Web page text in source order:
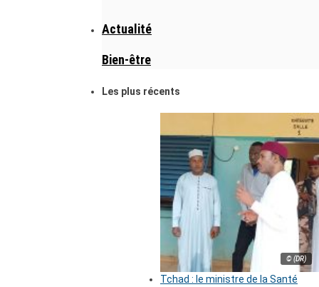
Actualité
Bien-être
Les plus récents
© (DR)
Tchad : le ministre de la Santé